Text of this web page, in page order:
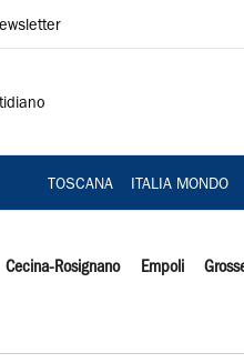
TOSCANA ITALIA MONDO
Cecina-Rosignano Empoli